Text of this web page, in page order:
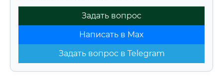
Задать вопрос
Написать в Max
Задать вопрос в Telegram